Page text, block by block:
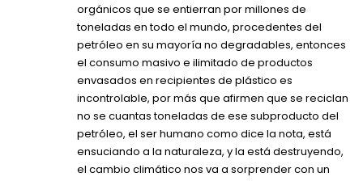
orgánicos que se entierran por millones de
toneladas en todo el mundo, procedentes del
petróleo en su mayoría no degradables, entonces
el consumo masivo e ilimitado de productos
envasados en recipientes de plástico es
incontrolable, por más que afirmen que se reciclan
no se cuantas toneladas de ese subproducto del
petróleo, el ser humano como dice la nota, está
ensuciando a la naturaleza, y la está destruyendo,
el cambio climático nos va a sorprender con un